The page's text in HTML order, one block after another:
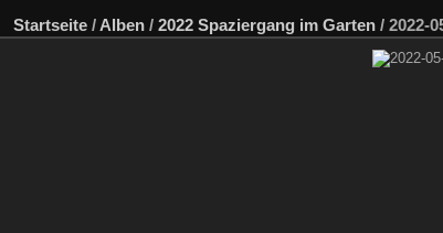
Startseite / Alben / 2022 Spaziergang im Garten / 2022-